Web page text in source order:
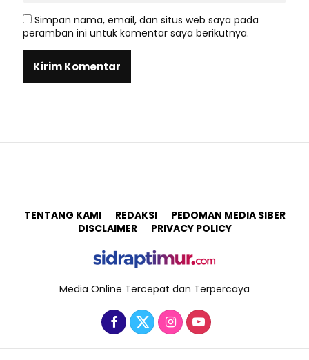
Simpan nama, email, dan situs web saya pada
peramban ini untuk komentar saya berikutnya.
TENTANG KAMI REDAKSI
PEDOMAN MEDIA SIBER
DISCLAIMER
PRIVACY POLICY
Media Online Tercepat dan Terpercaya